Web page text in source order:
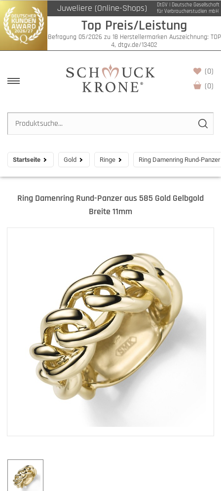
Juweliere (Online-Shops)
DtGV | Deutsche Gesellschaft
für Verbraucherstudien mbH
Top Preis/Leistung
Befragung 05/2026 zu 18 Herstellermarken Auszeichnung: TOP
4, dtgv.de/13402
(0)
(0)
Startseite Gold Ringe Ring Damenring Rund-
Ring Damenring Rund-Panzer aus 585 Gold Gelbgold
Breite 11mm